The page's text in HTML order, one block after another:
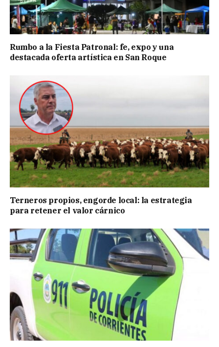
Rumbo a la Fiesta Patronal: fe, expo y una
destacada oferta artística en San Roque
Terneros propios, engorde local: la estrategia
para retener el valor cárnico